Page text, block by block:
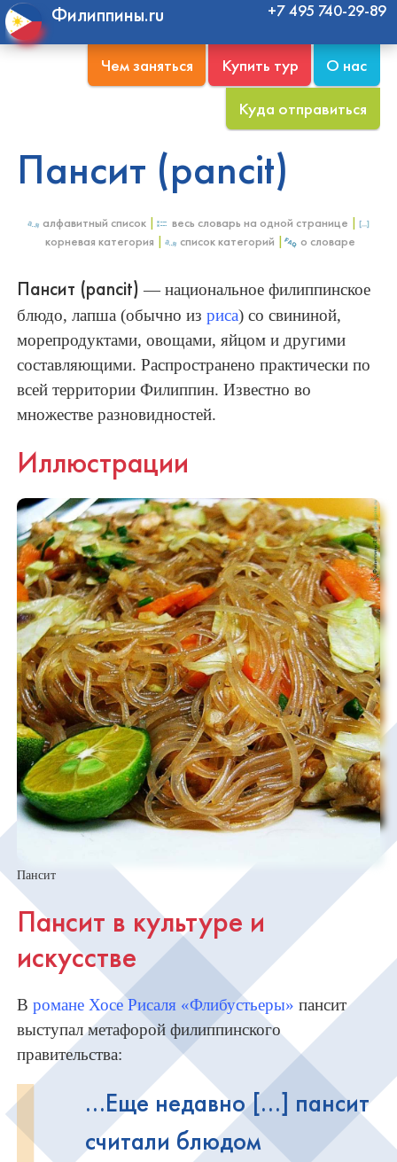
+7 495 740-29-89
Филиппины.ru
О нас
Купить тур
Чем заняться
Куда отправиться
Пансит (pancit)
алфавитный список весь словарь на одной странице
корневая категория
список категорий о словаре
Пансит (pancit) —национальное филиппинское
блюдо, лапша (обычно изриса) со свининой,
морепродуктами, овощами, яйцом и другими
составляющими. Распространено практически по
всей территории Филиппин. Известно во
множестве разновидностей.
Иллюстрации
Пансит
Пансит в культуре и
искусстве
Вромане Хосе Рисаля «Флибустьеры» пансит
выступал метафорой филиппинского
правительства:
...Еще недавно [...] пансит
считали блюдом